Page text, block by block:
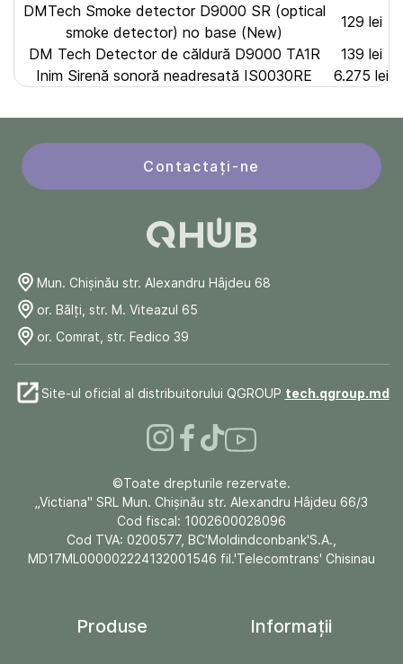
DMTech Smoke detector D9000 SR (optical
smoke detector) no base (New)
129 lei
DM Tech Detector de căldură D9000 TA1R
139 lei
Inim Sirenă sonoră neadresată IS0030RE
6.275 lei
Contactați-ne
Mun. Chişinău str. Alexandru Hâjdeu 68
or. Bălți, str. M. Viteazul 65
or. Comrat, str. Fedico 39
Site-ul oficial al distribuitorului QGROUP tech.qgroup.md
©Toate drepturile rezervate.
„Victiana" SRL Mun. Chişinău str. Alexandru Hâjdeu 66/3
Cod fiscal: 1002600028096
Cod TVA: 0200577, BC'Moldindconbank'S.A.,
MD17ML000002224132001546 fil.'Telecomtrans' Chisinau
Produse Informații